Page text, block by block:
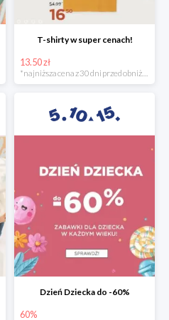
T-shirty w super cenach!
13.50 zł
*najniższa cena z 30 dni przed obniżką
Dzień Dziecka do -60%
60%